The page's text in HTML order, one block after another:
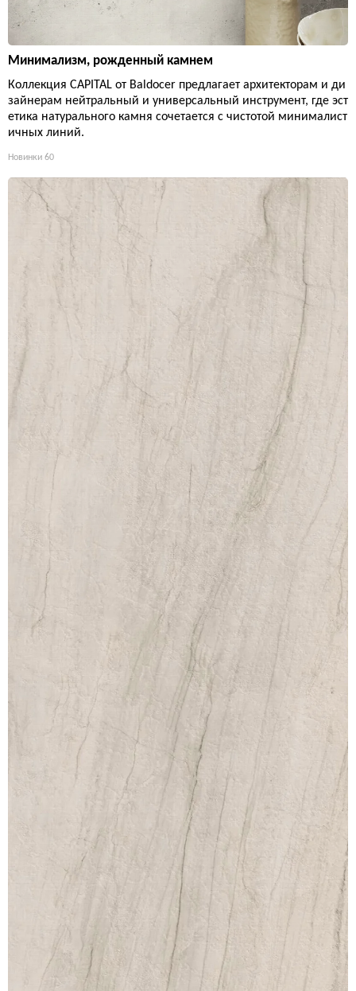
Минимализм, рожденный камнем
Коллекция CAPITAL от Baldocer предлагает архитекторам и ди
зайнерам нейтральный и универсальный инструмент, где эст
етика натурального камня сочетается с чистотой минималист
ичных линий.
Новинки 60